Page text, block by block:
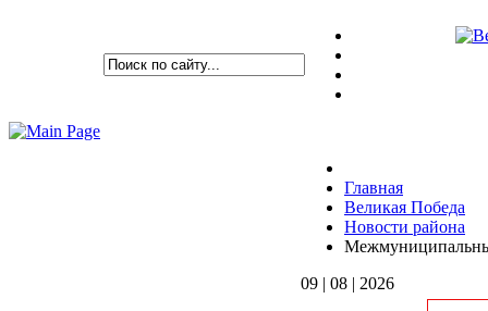
Главная
Великая Победа
Новости района
09 | 08 | 2026